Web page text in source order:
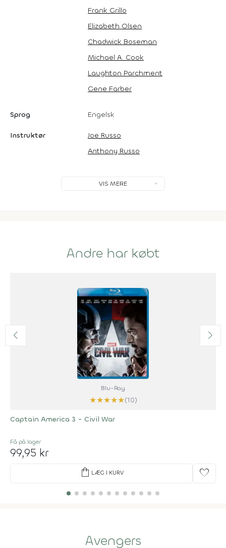
Frank Grillo
Elizabeth Olsen
Chadwick Boseman
Michael A. Cook
Laughton Parchment
Gene Farber
Sprog Engelsk
Instruktør
Joe Russo
Anthony Russo
VIS MERE
Andre har købt
Blu-Ray
★★★★★(10)
Captain America 3 - Civil War
Få på lager
99,95 kr
shopping_bag LÆG I KURV favorite
Avengers